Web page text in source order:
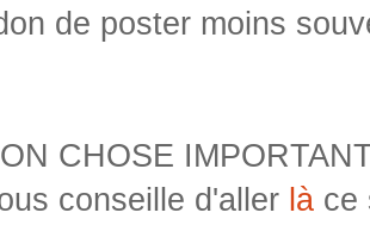
de poster moins
CHOSE
conseille d'aller là ce